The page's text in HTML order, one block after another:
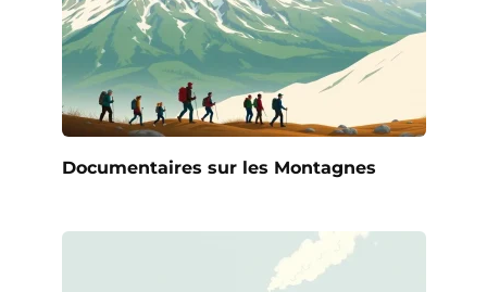
Documentaires sur les Montagnes